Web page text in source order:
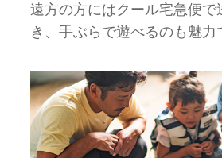
遠方の方にはクール宅急便で
き、手ぶらで遊べるのも魅力